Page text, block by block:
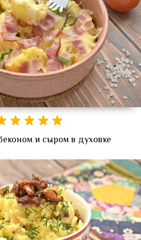
и сыром в духовке